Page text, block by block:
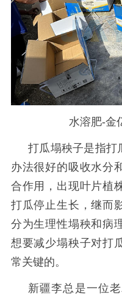
水溶肥-金
打瓜塌秧子是指打
办法很好的吸收水分
合作用，出现叶片植
打瓜停止生长，继而
分为生理性塌秧和病
想要减少塌秧子对打
常关键的。
新疆李总是一位